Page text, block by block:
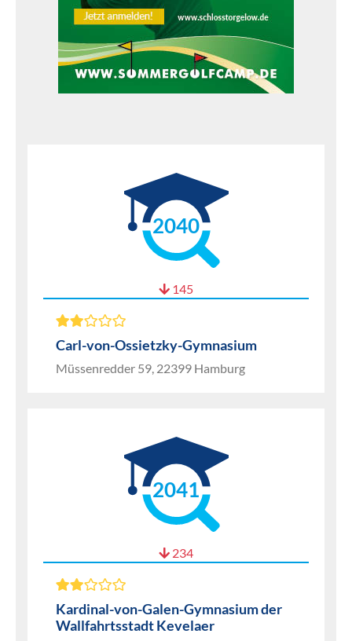
2040
145
Carl-von-Ossietzky-Gymnasium
Müssenredder 59, 22399 Hamburg
2041
234
Kardinal-von-Galen-Gymnasium der
Wallfahrtsstadt Kevelaer